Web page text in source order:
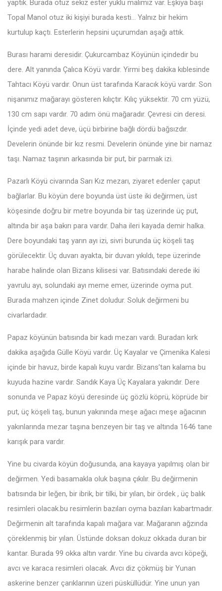
yaptık. Burada otuz sekiz ester yüklü malımız var. Eşkıya başı
Topal Manol otuz iki kişiyi burada kesti… Yalnız bir hekim
kurtulup kaçtı. Esterlerin hepsini uçurumdan aşağı attık.
Burası harami deresidir. Çukurcambaz Köyünün içindedir bu
dere. Alt yanında Çalıca Köyü vardır. Yirmi beş dakika kıblesinde
Tahtacı Köyü vardır. Onun üst tarafında Karacık köyü vardır. Son
nişanımız mağarayı gösteren kılıçtır. Kılıç yüksektir. 70 cm yüzü,
130 cm sapı vardır. 70 adım önü mağaradır. Çevresi cin deresi.
İçinde yedi adet deve, üçü birbirine bağlı dördü bağsızdır.
Develerin önünde bir kız resmi. Develerin önünde yine bir namaz
taşı. Namaz taşının arkasında bir put, bir parmak izi.
Pazarlı Köyü civarında Sarı Kız mezarı, ziyaret edenler çaput
bağlarlar. Bu köyün dere boyunda üst üste iki değirmen, üst
köşesinde doğru bir metre boyunda bir taş üzerinde üç put,
altında bir aşa bakırı para vardır. Daha ileri kayada demir halka.
Dere boyundaki taş yarın ayı izi, sivri burunda üç köşeli taş
görülecektir. Üç duvarı ayakta, bir duvarı yıkıldı, tepe üzerinde
harabe halinde olan Bizans kilisesi var. Batısındaki derede iki
yavrulu ayı, solundaki ayı meme emer, üzerinde oyma put.
Burada mahzen içinde Zinet doludur. Soluk değirmeni bu
civarlardadır.
Papaz köyünün batısında bir kadı mezarı vardı. Buradan kırk
dakika aşağıda Gülle Köyü vardır. Üç Kayalar ve Çimenika Kalesi
içinde bir havuz, birde kapalı kuyu vardır. Bizans’tan kalama bu
kuyuda hazine vardır. Sandık Kaya Üç Kayalara yakındır. Dere
sonunda ve Papaz köyü deresinde üç gözlü köprü, köprüde bir
put, üç köşeli taş, bunun yakınında meşe ağacı meşe ağacının
yakınlarında mezar taşına benzeyen bir taş ve altında 1646 tane
karışık para vardır.
Yine bu civarda köyün doğusunda, ana kayaya yapılmış olan bir
değirmen. Yedi basamakla oluk başına çıkılır. Bu değirmenin
batısında bir leğen, bir ibrik, bir tilki, bir yılan, bir ördek , üç balık
resimleri olacak.bu resimlerin bazıları oyma bazıları kabartmadır.
Değirmenin alt tarafında kapalı mağara var. Mağaranın ağzında
çöreklenmiş bir yılan. Üstünde doksan dokuz okkada duran bir
kantar. Burada 99 okka altın vardır. Yine bu civarda avcı köpeği,
avcı ve karaca resimleri olacak. Avcı diz çökmüş bir Yunan
askerine benzer çarıklarının üzeri püsküllüdür. Yine unun yan